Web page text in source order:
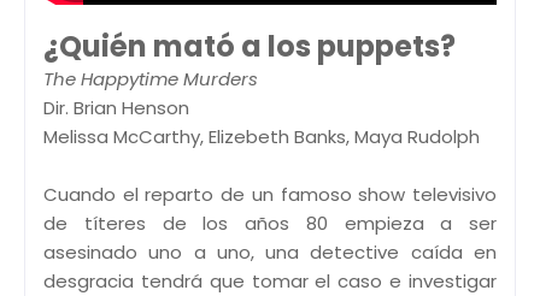
¿Quién mató a los puppets?
The Happytime Murders
Dir. Brian Henson
Melissa McCarthy, Elizebeth Banks, Maya Rudolph
Cuando el reparto de un famoso show televisivo
de títeres de los años 80 empieza a ser
asesinado uno a uno, una detective caída en
desgracia tendrá que tomar el caso e investigar